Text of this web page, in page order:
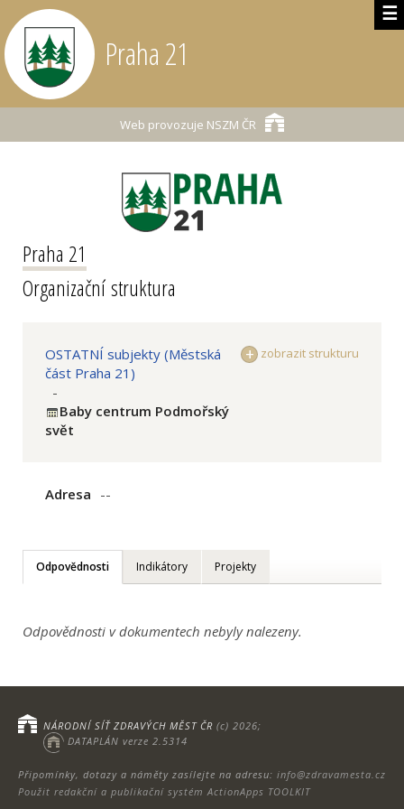
☰
Praha 21
Web provozuje NSZM ČR
Praha 21
Organizační struktura
zobrazit strukturu
OSTATNÍ subjekty (Městská
část Praha 21)
-
Baby centrum Podmořský
svět
Adresa --
Odpovědnosti Indikátory Projekty
Odpovědnosti v dokumentech nebyly nalezeny.
Připomínky, dotazy a náměty zasílejte na adresu: info@zdravamesta.cz
Použit redakční a publikační systém ActionApps TOOLKIT
NÁRODNÍ SÍŤ ZDRAVÝCH MĚST ČR (c) 2026;
DATAPLÁN verze 2.5314